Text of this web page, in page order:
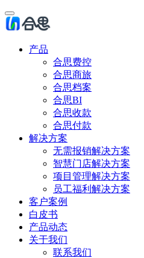
产品
合思费控
合思商旅
合思档案
合思BI
合思收款
合思付款
解决方案
无需报销解决方案
智慧门店解决方案
项目管理解决方案
员工福利解决方案
客户案例
白皮书
产品动态
关于我们
联系我们